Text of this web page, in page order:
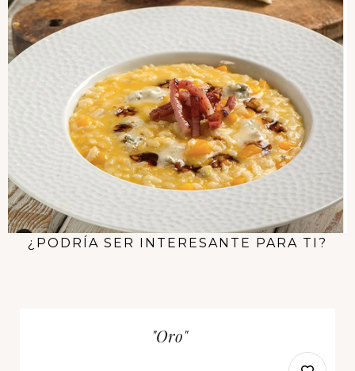
¿PODRÍA SER INTERESANTE PARA TI?
"Oro"